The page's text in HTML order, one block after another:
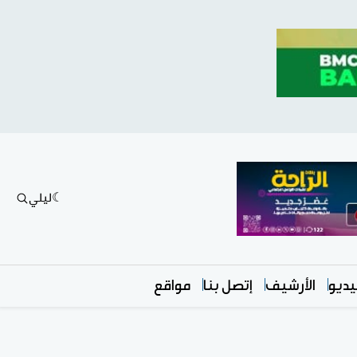
ليلي
الأرشيف إتصل بنا مواقع